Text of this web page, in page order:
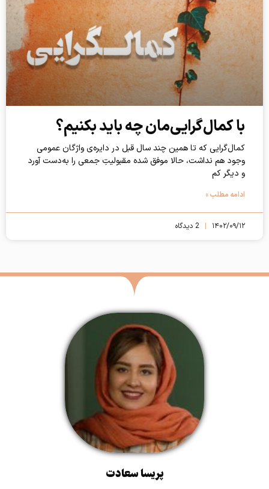
با کمال‌گرایی‌مان چه باید بکنیم؟
کمال‌گرایی که تا همین چند سال قبل در دایره‌‌ی واژگان عمومی
وجود هم نداشت، حالا موفق شده مقبولیتِ جمعی را به‌دست‌ آورد
و دیگر کم
ادامه مطلب »
۱۴۰۲/۰۹/۱۲
پریسا سعادت